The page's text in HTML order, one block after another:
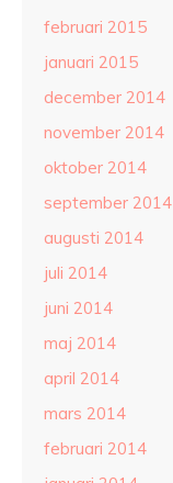
februari 2015
januari 2015
december 2014
november 2014
oktober 2014
september 2014
augusti 2014
juli 2014
juni 2014
maj 2014
april 2014
mars 2014
februari 2014